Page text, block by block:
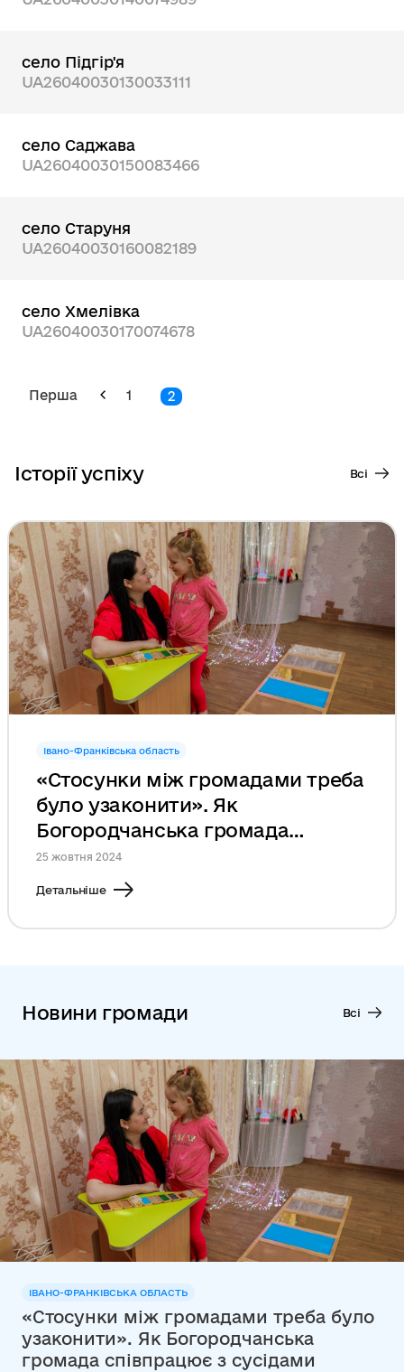
село Підгір'я
UA26040030130033111
село Саджава
UA26040030150083466
село Старуня
UA26040030160082189
село Хмелівка
UA26040030170074678
Перша 1 2
Історії успіху Всі
Івано-Франківська область
«Стосунки між громадами треба
було узаконити». Як
Богородчанська громада
співпрацює з сусідами
25 жовтня 2024
Детальніше
Новини громади Всі
ІВАНО-ФРАНКІВСЬКА ОБЛАСТЬ
«Стосунки між громадами треба було
узаконити». Як Богородчанська
громада співпрацює з сусідами